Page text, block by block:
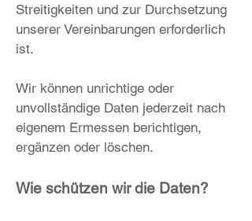
Streitigkeiten und zur Durchsetzung
unserer Vereinbarungen erforderlich
ist.
Wir können unrichtige oder
unvollständige Daten jederzeit nach
eigenem Ermessen berichtigen,
ergänzen oder löschen.
Wie schützen wir die Daten?